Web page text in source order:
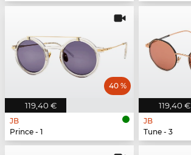
119,40 €
40 %
JB
Prince - 1
119,40 €
JB
Tune - 3